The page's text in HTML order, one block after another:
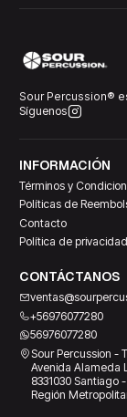
Sour Percussion®
Síguenos
INFORMACIÓN
Términos y
Políticas de
Contacto
Política de privacidad
CONTÁCTANOS
+56976077280
56976077280
Sour Percussion -
Avenida Alameda
8331030 Santiago
Región